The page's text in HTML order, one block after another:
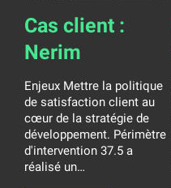
Cas client :
Nerim
Enjeux Mettre la politique
de satisfaction client au
cœur de la stratégie de
développement. Périmètre
d'intervention 37.5 a
réalisé un…